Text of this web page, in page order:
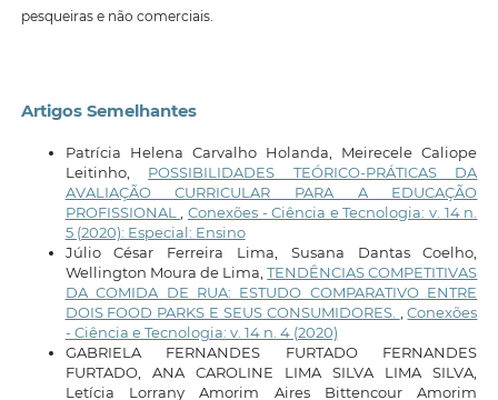
pesqueiras e não comerciais.
Artigos Semelhantes
Patrícia Helena Carvalho Holanda, Meirecele Caliope
Leitinho, POSSIBILIDADES TEÓRICO-PRÁTICAS DA
AVALIAÇÃO CURRICULAR PARA A EDUCAÇÃO
PROFISSIONAL
Conexões - Ciência e Tecnologia: v. 14 n.
5 (2020): Especial: Ensino
Júlio César Ferreira Lima, Susana Dantas Coelho,
Wellington Moura de Lima,TENDÊNCIAS COMPETITIVAS
DA COMIDA DE RUA: ESTUDO COMPARATIVO ENTRE
DOIS FOOD PARKS E SEUS CONSUMIDORES.
,Conexões
- Ciência e Tecnologia: v. 14 n. 4 (2020)
GABRIELA FERNANDES FURTADO FERNANDES
FURTADO, ANA CAROLINE LIMA SILVA LIMA SILVA,
Letícia Lorrany Amorim Aires Bittencour Amorim